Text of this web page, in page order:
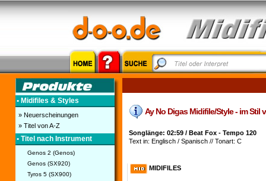
• Midifiles & Styles
» Neuerscheinungen
» Titel von A-Z
• Titel nach Instrument
Genos 2 (Genos)
Genos (SX920)
Tyros 5 (SX900)
Ay No Digas Midifile/Style - im Stil
Songlänge: 02:59 / Beat Fox - Tempo 120
Text in: Englisch / Spanisch // Tonart: C
MIDIFILES